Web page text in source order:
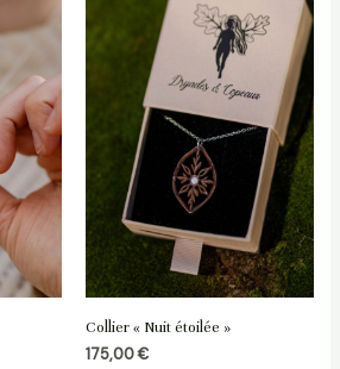
Collier « Nuit étoilée »
175,00€